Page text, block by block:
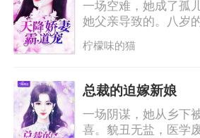
耐烦，“没空！”“这样
想……”小艺人被撩起
一场空难，她成了孤
她父亲导致的。八岁
回穆家，本以为那是
他是来讨债的。十年
给她……他不允许她叫
名字，穆霆琛，穆霆
固……
柠檬味的猫
总裁的迫嫁新娘
一场阴谋，她从乡下
喜。貌丑无盐，医学